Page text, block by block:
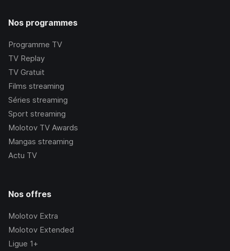
Nos programmes
Programme TV
TV Replay
TV Gratuit
Films streaming
Séries streaming
Sport streaming
Molotov TV Awards
Mangas streaming
Actu TV
Nos offres
Molotov Extra
Molotov Extended
Ligue 1+